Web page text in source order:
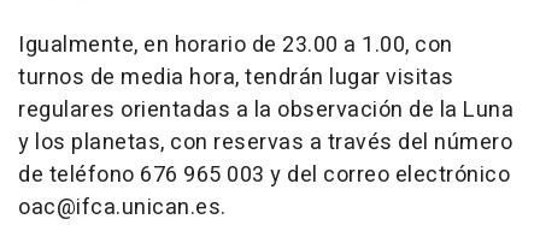
Igualmente, en horario de 23.00 a 1.00, con
turnos de media hora, tendrán lugar visitas
regulares orientadas a la observación de la Luna
y los planetas, con reservas a través del número
de teléfono 676 965 003 y del correo electrónico
oac@ifca.unican.es.